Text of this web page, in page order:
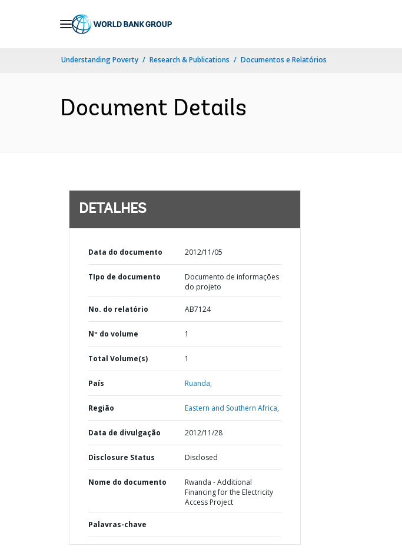
Understanding Poverty Research & Publications Documentos e Relatórios
Document Details
DETALHES
Data do documento 2012/11/05
TIpo de documento
Documento de informações
do projeto
No. do relatório AB7124
Nº do volume 1
Total Volume(s) 1
País Ruanda,
Região Eastern and Southern Africa,
Data de divulgação 2012/11/28
Disclosure Status Disclosed
Nome do documento
Rwanda - Additional
Financing for the Electricity
Access Project
Palavras-chave